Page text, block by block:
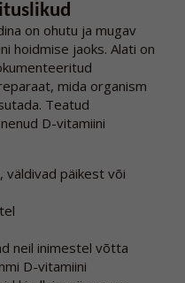
on ohutu ja mugav
hoidmise jaoks. Alati on
mida organism
Teatud
D-vitamiini
väldivad päikest või
neil inimestel võtta
D-vitamiini